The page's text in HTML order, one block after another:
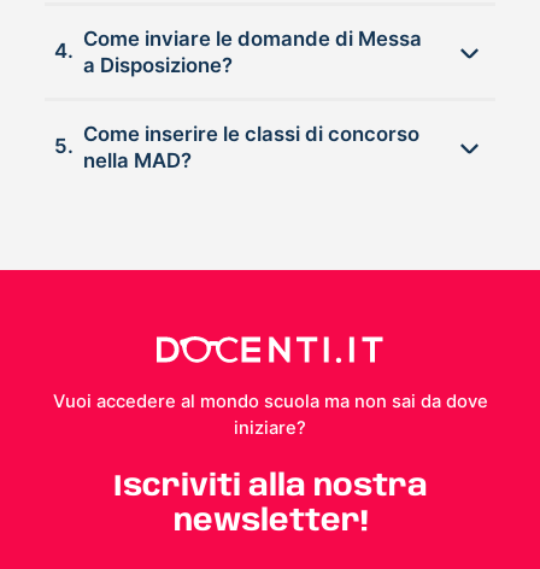
4.
Come inviare le domande di Messa
a Disposizione?
5.
Come inserire le classi di concorso
nella MAD?
Vuoi accedere al mondo scuola ma non sai da dove
iniziare?
Iscriviti alla nostra
newsletter!